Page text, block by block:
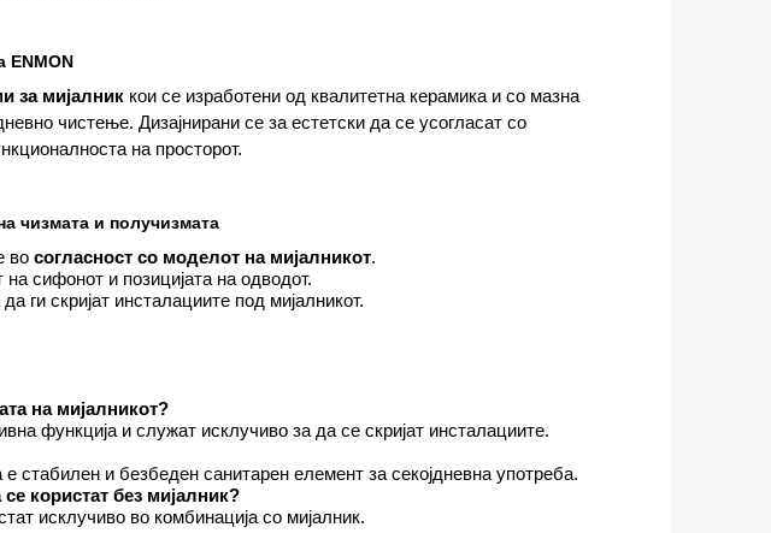
ENMON
за мијалниккои се изработени од квалитетна керамика и со мазна
чистење. Дизајнирани се за естетски да се усогласат со
на просторот.
чизмата и получизмата
во согласност со моделот на мијалникот.
сифонот и позицијата на одводот.
ги скријат инсталациите под мијалникот.
на мијалникот?
функција и служат исклучиво за да се скријат инсталациите.
стабилен и безбеден санитарен елемент за секојдневна употреба.
користат без мијалник?
исклучиво во комбинација со мијалник.